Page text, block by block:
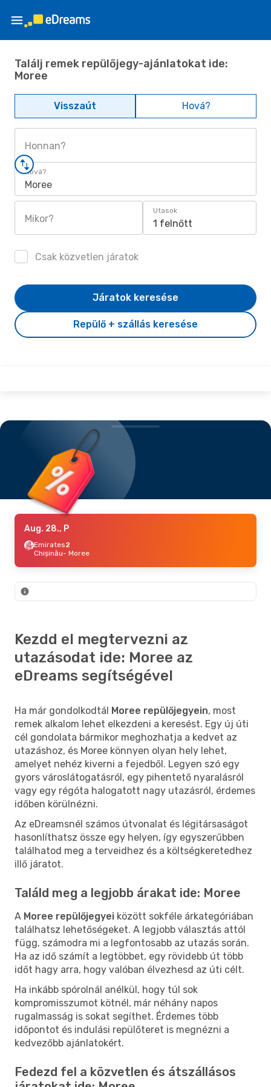
Találj remek repülőjegy-ajánlatokat ide:
Moree
Visszaút Hová?
Honnan?
Hová?
Moree
Mikor?
Utasok
1 felnőtt
Csak közvetlen járatok
Repülő + szállás keresése
Járatok keresése
Aug. 28., P
Emirates2
Chișinău- Moree
Kezdd el megtervezni az
utazásodat ide: Moree az
eDreams segítségével
Ha már gondolkodtál Moree repülőjegyein, most
remek alkalom lehet elkezdeni a keresést. Egy új úti
cél gondolata bármikor meghozhatja a kedvet az
utazáshoz, és Moree könnyen olyan hely lehet,
amelyet nehéz kiverni a fejedből. Legyen szó egy
gyors városlátogatásról, egy pihentető nyaralásról
vagy egy régóta halogatott nagy utazásról, érdemes
időben körülnézni.
Az eDreamsnél számos útvonalat és légitársaságot
hasonlíthatsz össze egy helyen, így egyszerűbben
találhatod meg a terveidhez és a költségkeretedhez
illő járatot.
Találd meg a legjobb árakat ide: Moree
A Moree repülőjegyei között sokféle árkategóriában
találhatsz lehetőségeket. A legjobb választás attól
függ, számodra mi a legfontosabb az utazás során.
Ha az idő számít a legtöbbet, egy rövidebb út több
időt hagy arra, hogy valóban élvezhesd az úti célt.
Ha inkább spórolnál anélkül, hogy túl sok
kompromisszumot kötnél, már néhány napos
rugalmasság is sokat segíthet. Érdemes több
időpontot és indulási repülőteret is megnézni a
kedvezőbb ajánlatokért.
Fedezd fel a közvetlen és átszállásos